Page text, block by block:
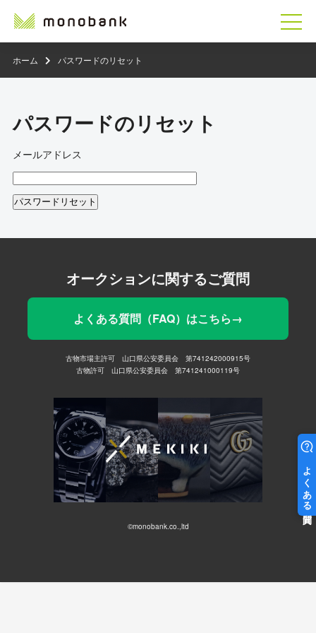
ホーム パスワードのリセット
パスワードのリセット
メールアドレス
オークションに関するご質問
よくある質問（FAQ）はこちら→
古物市場主許可 山口県公安委員会 第741242000915号
古物許可 山口県公安委員会 第741241000119号
©monobank.co.,ltd